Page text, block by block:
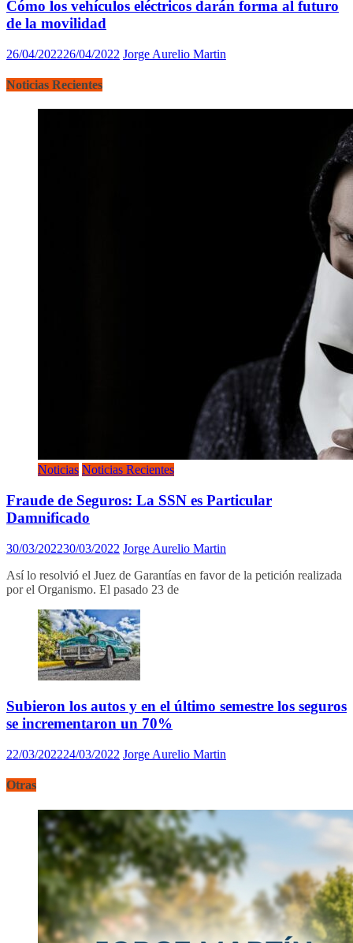
Cómo los vehículos eléctricos darán forma al futuro
de la movilidad
26/04/202226/04/2022 Jorge Aurelio Martin
Noticias Recientes
Noticias Noticias Recientes
Fraude de Seguros: La SSN es Particular
Damnificado
30/03/202230/03/2022 Jorge Aurelio Martin
Así lo resolvió el Juez de Garantías en favor de la petición realizada
por el Organismo. El pasado 23 de
Subieron los autos y en el último semestre los seguros
se incrementaron un 70%
22/03/202224/03/2022 Jorge Aurelio Martin
Otras